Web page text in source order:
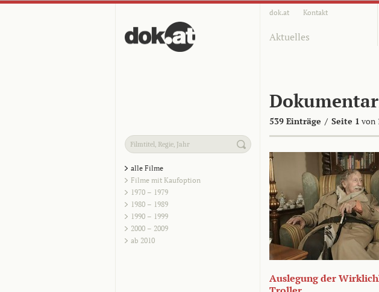
dok.at Kontakt
Aktuelles
539 Einträge / Seite 1 von
alle Filme
Filme mit Kaufoption
1970 – 1979
1980 – 1989
1990 – 1999
2000 – 2009
ab 2010
Auslegung der